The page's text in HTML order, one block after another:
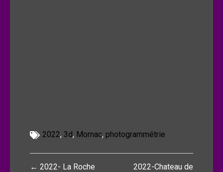
2022, 3d, Mornac, photogrammétrie
Navigation
← 2022- La Roche
2022-Chateau de